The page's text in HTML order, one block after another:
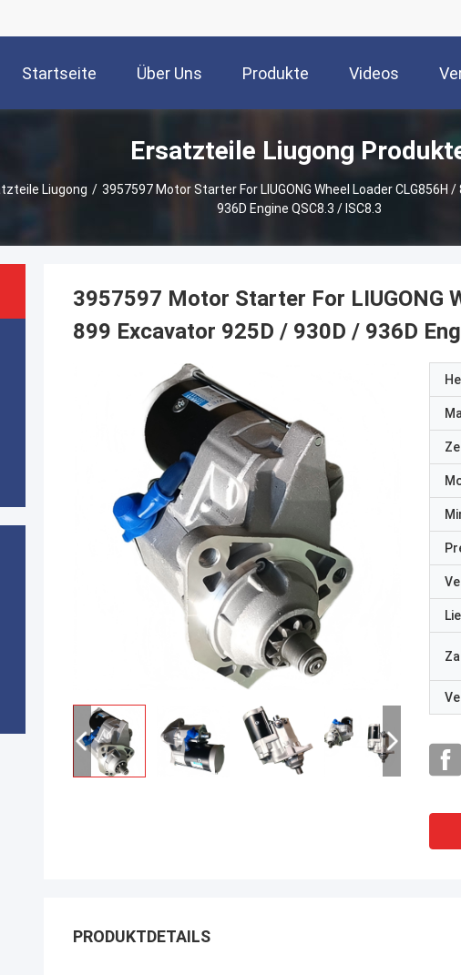
Startseite Über Uns Produkte Videos
Ersatzteile Liugong
Liugong / 3957597 Motor Starter For LIUGONG Wheel Loader
936D Engine QSC8.3 / ISC8.3
3957597 Motor Starter For LIUGONG
899 Excavator 925D / 930D / 936D
PRODUKTDETAILS